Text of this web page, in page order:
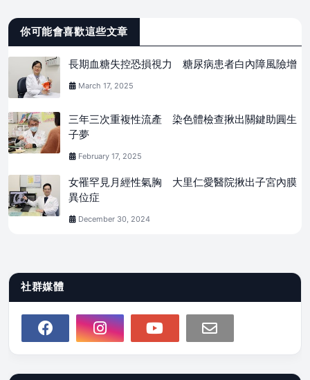
你可能會喜歡這些文章
長期血糖失控恐損視力 糖尿病患者白內障風險增
March 17, 2025
三年三次重複性流產 染色體檢查揪出關鍵助圓生
子夢
February 17, 2025
女罹罕見月經性氣胸 大里仁愛醫院揪出子宮內膜
異位症
December 30, 2024
社群媒體